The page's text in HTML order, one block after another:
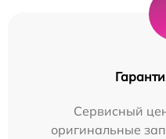
Сервисный
оригинальные